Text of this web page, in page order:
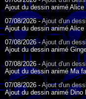
Ajout du dessin animé
07/08/2026 -Ajout d'un
Ajout du dessin animé
07/08/2026 -Ajout d'un
Ajout du dessin animé
07/08/2026 -Ajout d'un
Ajout du dessin animé Ma
07/08/2026 - Ajout d'un
Ajout du dessin animé Dino